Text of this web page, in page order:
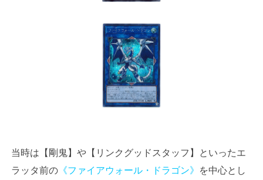
当時は【剛鬼】や【リンクグッドスタッフ】といったエ
ラッタ前の 《ファイアウォール・ドラゴン》 を中心とし